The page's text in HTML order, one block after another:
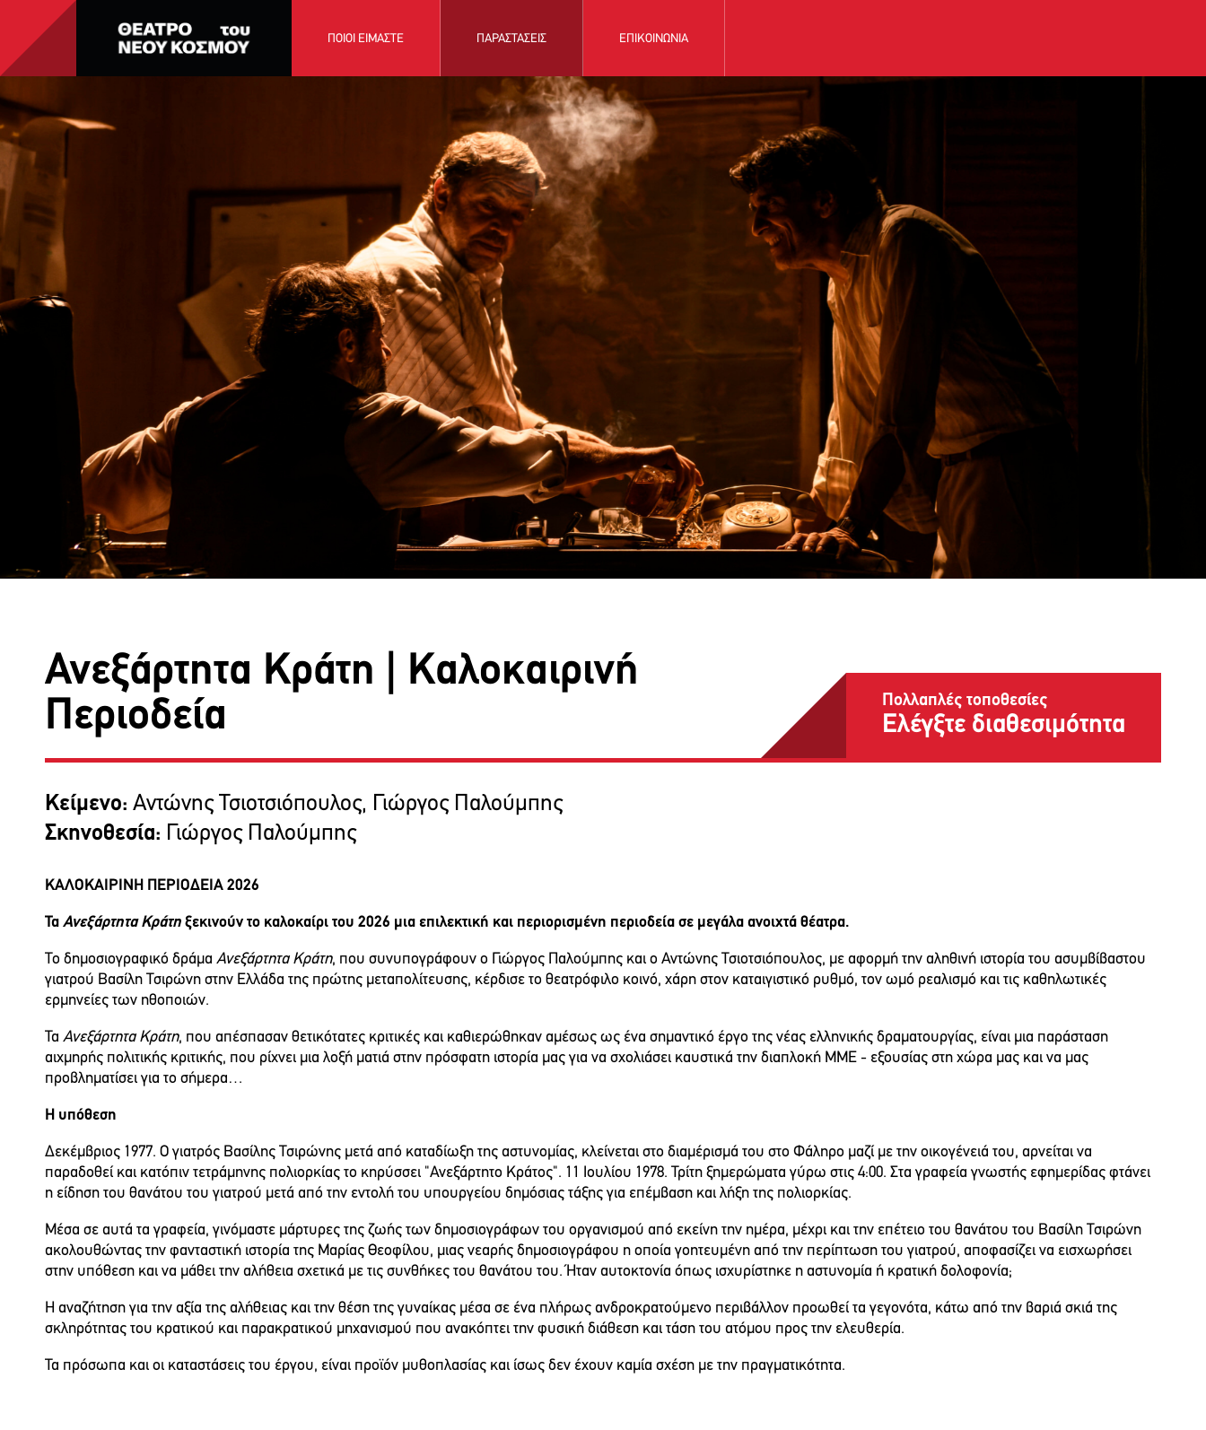
ΠΟΙΟΙ ΕΙΜΑΣΤΕ ΠΑΡΑΣΤΑΣΕΙΣ ΕΠΙΚΟΙΝΩΝΙΑ
Ανεξάρτητα Κράτη | Καλοκαιρινή
Περιοδεία
Πολλαπλές τοποθεσίες
Ελέγξτε διαθεσιμότητα
Κείμενο: Αντώνης Τσιοτσιόπουλος, Γιώργος Παλούμπης
Σκηνοθεσία: Γιώργος Παλούμπης
ΚΑΛΟΚΑΙΡΙΝΗ ΠΕΡΙΟΔΕΙΑ 2026
Τα Ανεξάρτητα Κράτη ξεκινούν το καλοκαίρι του 2026 μια επιλεκτική και περιορισμένη περιοδεία σε μεγάλα ανοιχτά θέατρα.
Το δημοσιογραφικό δράμα Ανεξάρτητα Κράτη, που συνυπογράφουν ο Γιώργος Παλούμπης και ο Αντώνης Τσιοτσιόπουλος, με αφορμή την αληθινή ιστορία του ασυμβίβαστου
γιατρού Βασίλη Τσιρώνη στην Ελλάδα της πρώτης μεταπολίτευσης, κέρδισε το θεατρόφιλο κοινό, χάρη στον καταιγιστικό ρυθμό, τον ωμό ρεαλισμό και τις καθηλωτικές
ερμηνείες των ηθοποιών.
Τα Ανεξάρτητα Κράτη, που απέσπασαν θετικότατες κριτικές και καθιερώθηκαν αμέσως ως ένα σημαντικό έργο της νέας ελληνικής δραματουργίας, είναι μια παράσταση
αιχμηρής πολιτικής κριτικής, που ρίχνει μια λοξή ματιά στην πρόσφατη ιστορία μας για να σχολιάσει καυστικά την διαπλοκή ΜΜΕ - εξουσίας στη χώρα μας και να μας
προβληματίσει για το σήμερα…
Η υπόθεση
Δεκέμβριος 1977. Ο γιατρός Βασίλης Τσιρώνης μετά από καταδίωξη της αστυνομίας, κλείνεται στο διαμέρισμά του στο Φάληρο μαζί με την οικογένειά του, αρνείται να
παραδοθεί και κατόπιν τετράμηνης πολιορκίας το κηρύσσει "Ανεξάρτητο Κράτος". 11 Ιουλίου 1978. Τρίτη ξημερώματα γύρω στις 4:00. Στα γραφεία γνωστής εφημερίδας φτάνει
η είδηση του θανάτου του γιατρού μετά από την εντολή του υπουργείου δημόσιας τάξης για επέμβαση και λήξη της πολιορκίας.
Μέσα σε αυτά τα γραφεία, γινόμαστε μάρτυρες της ζωής των δημοσιογράφων του οργανισμού από εκείνη την ημέρα, μέχρι και την επέτειο του θανάτου του Βασίλη Τσιρώνη
ακολουθώντας την φανταστική ιστορία της Μαρίας Θεοφίλου, μιας νεαρής δημοσιογράφου η οποία γοητευμένη από την περίπτωση του γιατρού, αποφασίζει να εισχωρήσει
στην υπόθεση και να μάθει την αλήθεια σχετικά με τις συνθήκες του θανάτου του. Ήταν αυτοκτονία όπως ισχυρίστηκε η αστυνομία ή κρατική δολοφονία;
Η αναζήτηση για την αξία της αλήθειας και την θέση της γυναίκας μέσα σε ένα πλήρως ανδροκρατούμενο περιβάλλον προωθεί τα γεγονότα, κάτω από την βαριά σκιά της
σκληρότητας του κρατικού και παρακρατικού μηχανισμού που ανακόπτει την φυσική διάθεση και τάση του ατόμου προς την ελευθερία.
Τα πρόσωπα και οι καταστάσεις του έργου, είναι προϊόν μυθοπλασίας και ίσως δεν έχουν καμία σχέση με την πραγματικότητα.